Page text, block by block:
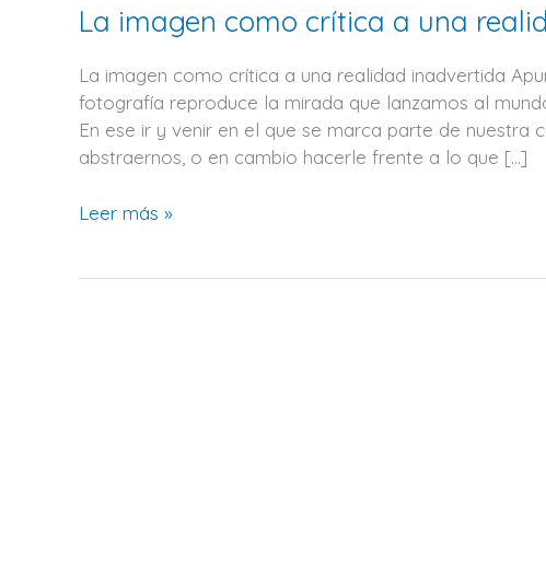
La imagen como crítica a una
La imagen como crítica a una realidad inadvertida
fotografía reproduce la mirada que lanzamos al
En ese ir y venir en el que se marca parte de nuestra
abstraernos, o en cambio hacerle frente a lo que […]
como
a
una
realidad
inadvertida
Leer más »